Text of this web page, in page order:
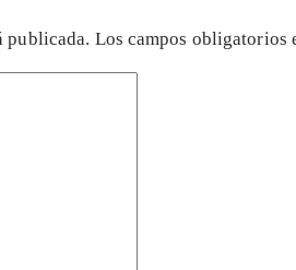
publicada. Los campos obligatorios